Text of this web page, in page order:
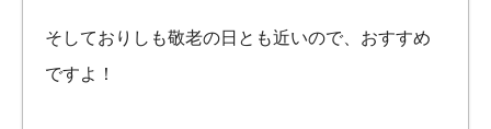
そしておりしも敬老の日とも近いので、おすすめ
ですよ！